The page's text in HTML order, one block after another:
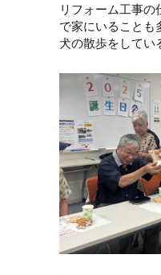
リフォーム工事の
で家にいること
犬の散歩をしてい